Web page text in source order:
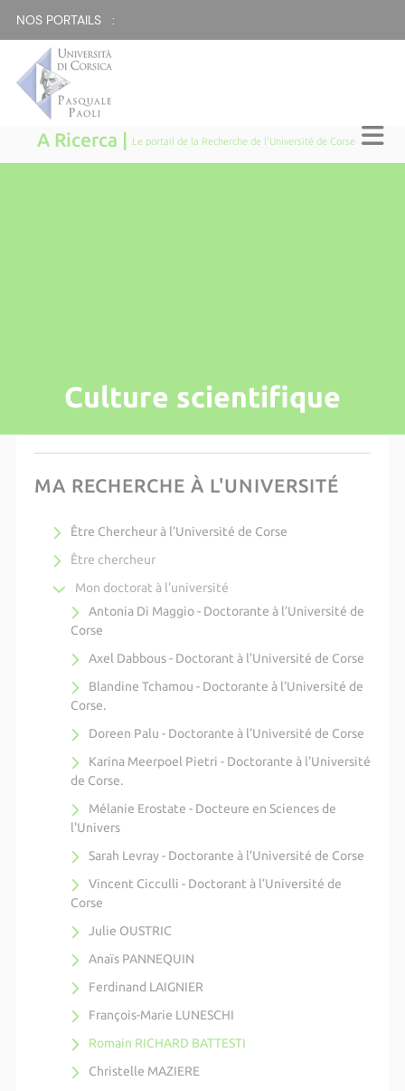
NOS PORTAILS :
A Ricerca | Le portail de la Recherche de l'Université de Corse
Culture scientifique
MA RECHERCHE À L'UNIVERSITÉ
Être Chercheur à l’Université de Corse
Être chercheur
Mon doctorat à l'université
Antonia Di Maggio - Doctorante à l’Université de
Corse
Axel Dabbous - Doctorant à l’Université de Corse
Blandine Tchamou - Doctorante à l’Université de
Corse.
Doreen Palu - Doctorante à l’Université de Corse
Karina Meerpoel Pietri - Doctorante à l’Université
de Corse.
Mélanie Erostate - Docteure en Sciences de
l'Univers
Sarah Levray - Doctorante à l’Université de Corse
Vincent Cicculli - Doctorant à l’Université de
Corse
Julie OUSTRIC
Anaïs PANNEQUIN
Ferdinand LAIGNIER
François-Marie LUNESCHI
Romain RICHARD BATTESTI
Christelle MAZIERE